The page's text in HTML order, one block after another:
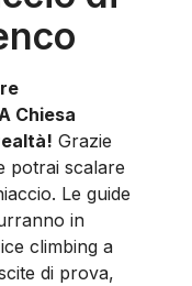
Chiesa
Grazie
potrai scalare
Le guide
in
climbing a
di prova,